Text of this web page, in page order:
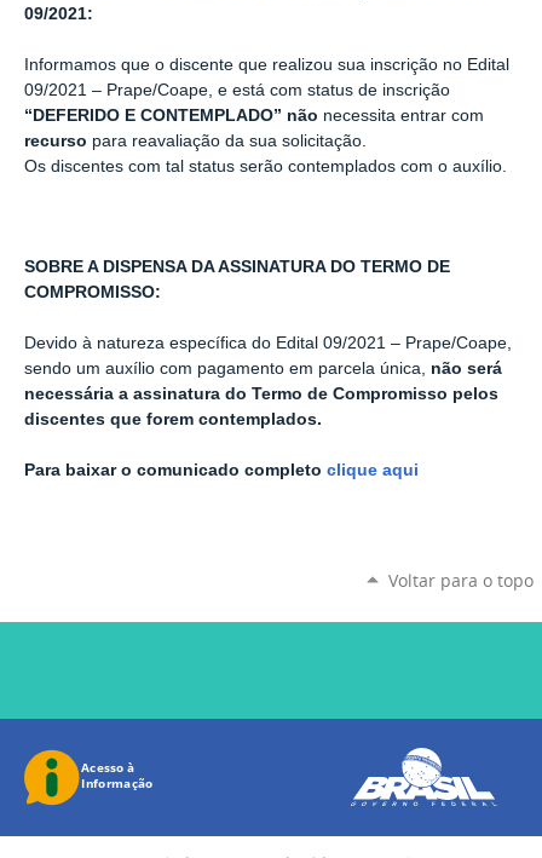
09/2021:
Informamos que o discente que realizou sua inscrição no Edital
09/2021 – Prape/Coape, e está com status de inscrição
“DEFERIDO E CONTEMPLADO” não necessita entrar com
recurso para reavaliação da sua solicitação.
Os discentes com tal status serão contemplados com o auxílio.
SOBRE A DISPENSA DA ASSINATURA DO TERMO DE
COMPROMISSO:
Devido à natureza específica do Edital 09/2021 – Prape/Coape,
sendo um auxílio com pagamento em parcela única,
não será
necessária a assinatura do Termo de Compromisso pelos
discentes que forem contemplados.
Para baixar o comunicado completo clique aqui
Voltar para o topo